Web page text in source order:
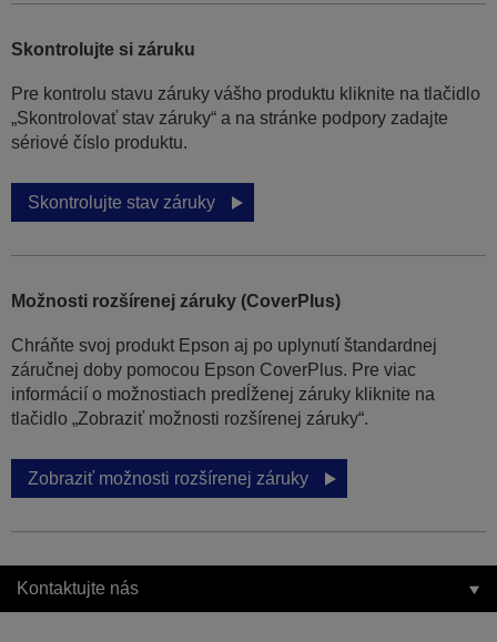
Skontrolujte si záruku
Pre kontrolu stavu záruky vášho produktu kliknite na tlačidlo
„Skontrolovať stav záruky“ a na stránke podpory zadajte
sériové číslo produktu.
Skontrolujte stav záruky
Možnosti rozšírenej záruky (CoverPlus)
Chráňte svoj produkt Epson aj po uplynutí štandardnej
záručnej doby pomocou Epson CoverPlus. Pre viac
informácií o možnostiach predĺženej záruky kliknite na
tlačidlo „Zobraziť možnosti rozšírenej záruky“.
Zobraziť možnosti rozšírenej záruky
Kontaktujte nás